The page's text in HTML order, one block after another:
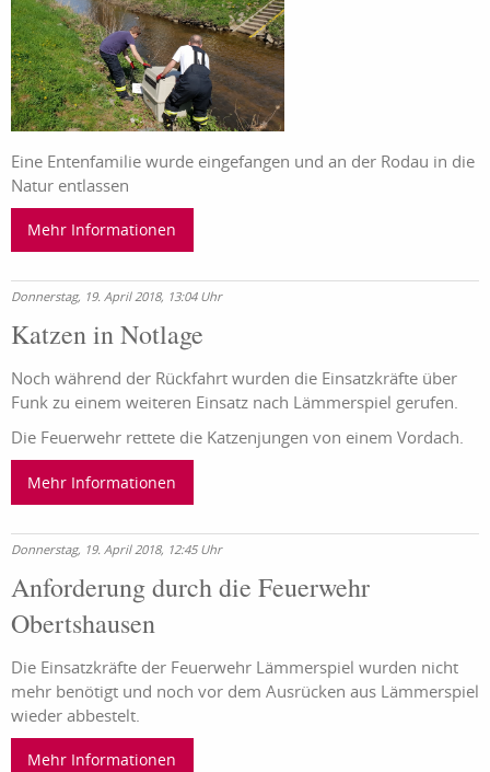
Eine Entenfamilie wurde eingefangen und an der Rodau in die
Natur entlassen
Mehr Informationen
Donnerstag, 19. April 2018, 13:04 Uhr
Katzen in Notlage
Noch während der Rückfahrt wurden die Einsatzkräfte über
Funk zu einem weiteren Einsatz nach Lämmerspiel gerufen.
Die Feuerwehr rettete die Katzenjungen von einem Vordach.
Mehr Informationen
Donnerstag, 19. April 2018, 12:45 Uhr
Anforderung durch die Feuerwehr
Obertshausen
Die Einsatzkräfte der Feuerwehr Lämmerspiel wurden nicht
mehr benötigt und noch vor dem Ausrücken aus Lämmerspiel
wieder abbestelt.
Mehr Informationen